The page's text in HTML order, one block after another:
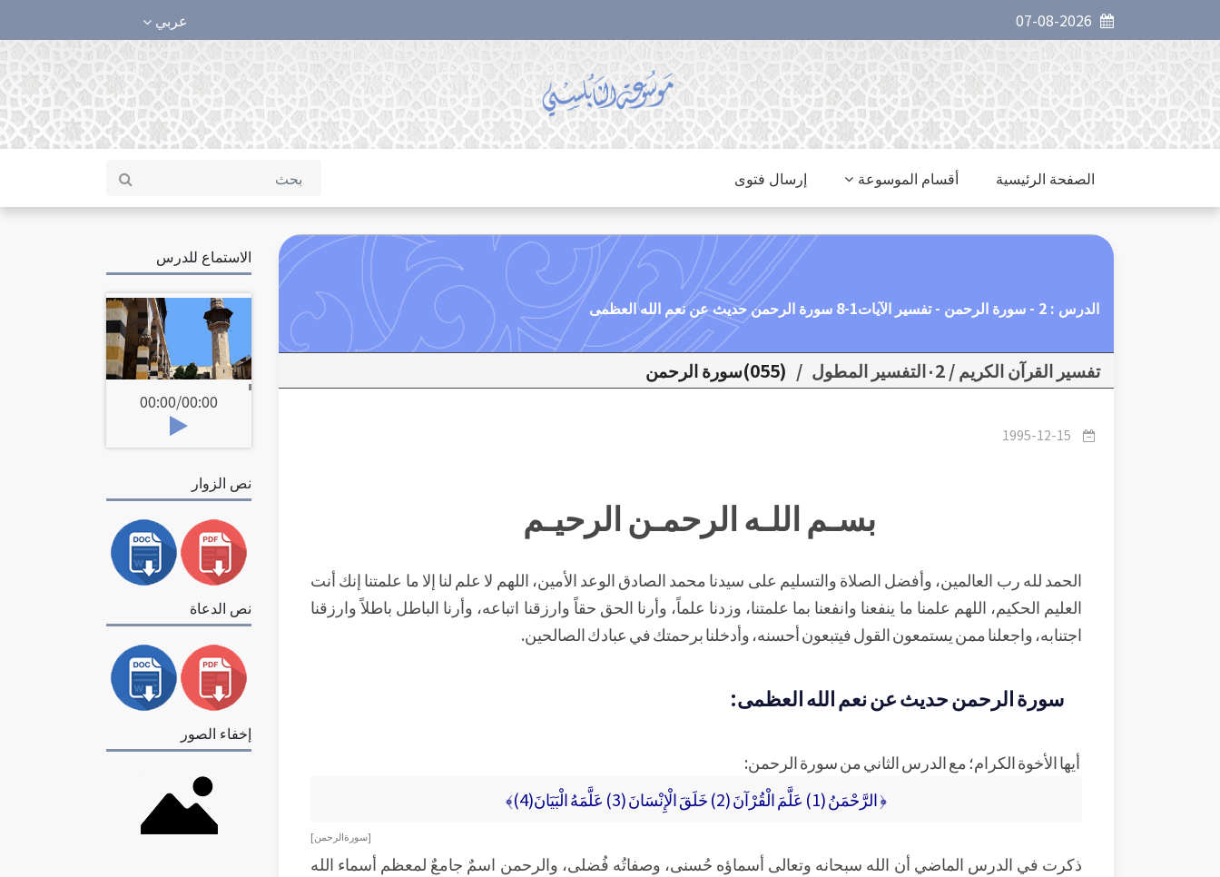
عربي
الصفحة الرئيسية أقسام الموسوعة إرسال فتوى
الدرس : 2 - سورة الرحمن - تفسير الآيات1-8 سورة الرحمن حديث عن نعم الله العظمى
تفسير القرآن الكريم / ٠2التفسير المطول / (055)سورة الرحمن
1995-12-15
بسـم اللـه الرحمـن الرحيـم
الحمد لله رب العالمين، وأفضل الصلاة والتسليم على سيدنا محمد الصادق الوعد الأمين، اللهم لا علم لنا إلا ما علمتنا إنك أنت
العليم الحكيم، اللهم علمنا ما ينفعنا وانفعنا بما علمتنا، وزدنا علماً، وأرنا الحق حقاً وارزقنا اتباعه، وأرنا الباطل باطلاً وارزقنا
اجتنابه، واجعلنا ممن يستمعون القول فيتبعون أحسنه، وأدخلنا برحمتك في عبادك الصالحين.
سورة الرحمن حديث عن نعم الله العظمى:
أيها الأخوة الكرام؛ مع الدرس الثاني من سورة الرحمن:
﴿ الرَّحْمَنُ (1) عَلَّمَ الْقُرْآنَ (2) خَلَقَ الْإِنْسَانَ (3) عَلَّمَهُ الْبَيَانَ(4)﴾
[ سورة الرحمن ]
ذكرت في الدرس الماضي أن الله سبحانه وتعالى أسماؤه حُسنى، وصفاتُه فُضلى، والرحمن اسمٌ جامعٌ لمعظم أسماء الله
الاستماع للدرس
00:00/00:00
نص الزوار
نص الدعاة
إخفاء الصور